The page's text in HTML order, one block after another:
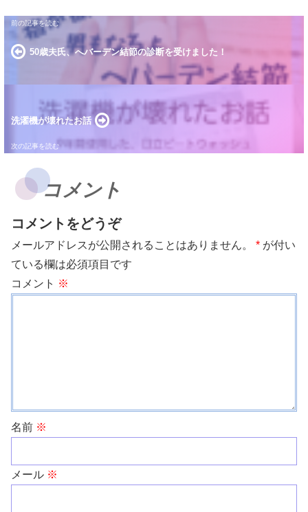
50歳夫氏、へバーデン結節の診断を受けました！
洗濯機が壊れたお話
コメント
コメントをどうぞ
メールアドレスが公開されることはありません。 * が付い
ている欄は必須項目です
コメント ※
名前 ※
メール ※